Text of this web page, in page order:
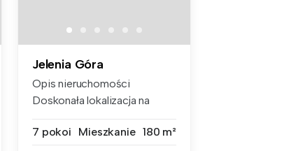
Jelenia Góra
Opis nieruchomości
Doskonała lokalizacja na
7 pokoi
Mieszkanie 180 m²